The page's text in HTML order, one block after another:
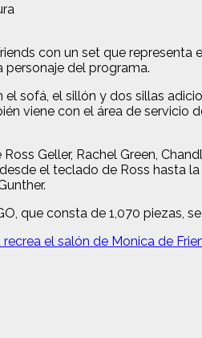
con un set que
personaje del programa.
el sofá, el sillón y dos sillas
viene con el área de servicio
Geller, Rachel Green,
el teclado de Ross hasta
que consta de 1,070 piezas,
recrea el salón de Monica de